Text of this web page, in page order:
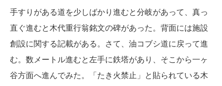
手すりがある道を少しばかり進むと分岐があって、真っ
直ぐ進むと木代重行翁銘文の碑があった。背面には施設
創設に関する記載がある。さて、油コブシ道に戻って進
む。数メートル進むと左手に鉄塔があり、そこから一ヶ
谷方面へ進んでみた。「たき火禁止」と貼られている木